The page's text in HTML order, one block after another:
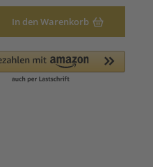
In den Warenkorb